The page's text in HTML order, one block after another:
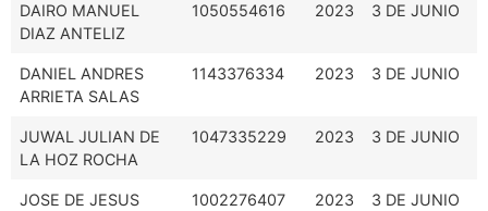
DAIRO MANUEL
DIAZ ANTELIZ
1050554616 2023 3 DE JUNIO
DANIEL ANDRES
ARRIETA SALAS
1143376334 2023 3 DE JUNIO
JUWAL JULIAN DE
LA HOZ ROCHA
1047335229 2023 3 DE JUNIO
JOSE DE JESUS
1002276407 2023 3 DE JUNIO